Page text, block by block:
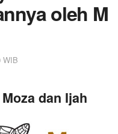
oleh M
WIB
Moza dan Ijah